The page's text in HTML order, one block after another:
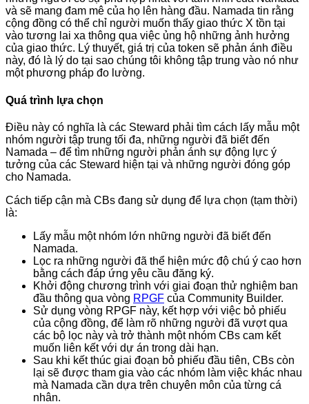
và sẽ mang đam mê của họ lên hàng đầu. Namada tin rằng
cộng đồng có thể chỉ người muốn thấy giao thức X tồn tại
vào tương lai xa thông qua việc ủng hộ những ảnh hưởng
của giao thức. Lý thuyết, giá trị của token sẽ phản ánh điều
này, đó là lý do tại sao chúng tôi không tập trung vào nó như
một phương pháp đo lường.
Quá trình lựa chọn
Điều này có nghĩa là các Steward phải tìm cách lấy mẫu một
nhóm người tập trung tối đa, những người đã biết đến
Namada – để tìm những người phản ánh sự động lực ý
tưởng của các Steward hiện tại và những người đóng góp
cho Namada.
Cách tiếp cận mà CBs đang sử dụng để lựa chọn (tạm thời)
là:
Lấy mẫu một nhóm lớn những người đã biết đến
Namada.
Lọc ra những người đã thể hiện mức độ chú ý cao hơn
bằng cách đáp ứng yêu cầu đăng ký.
Khởi động chương trình với giai đoạn thử nghiệm ban
đầu thông qua vòng RPGF của Community Builder.
Sử dụng vòng RPGF này, kết hợp với việc bỏ phiếu
của cộng đồng, để làm rõ những người đã vượt qua
các bộ lọc này và trở thành một nhóm CBs cam kết
muốn liên kết với dự án trong dài hạn.
Sau khi kết thúc giai đoạn bỏ phiếu đầu tiên, CBs còn
lại sẽ được tham gia vào các nhóm làm việc khác nhau
mà Namada cần dựa trên chuyên môn của từng cá
nhân.